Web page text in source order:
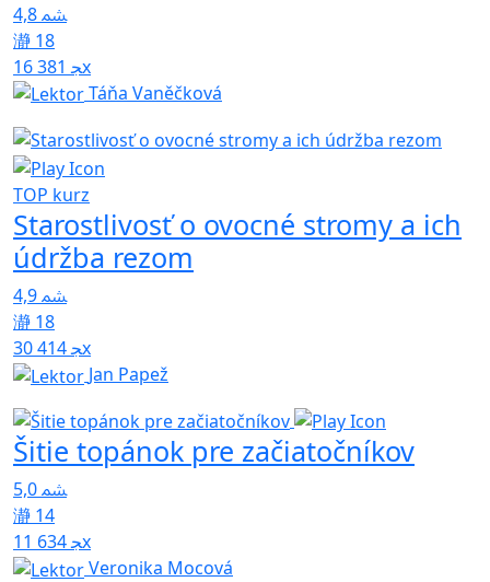
4,8
18
16 381x
Táňa Vaněčková
TOP kurz
Starostlivosť o ovocné stromy a ich
údržba rezom
4,9
18
30 414x
Jan Papež
Šitie topánok pre začiatočníkov
5,0
14
11 634x
Veronika Mocová